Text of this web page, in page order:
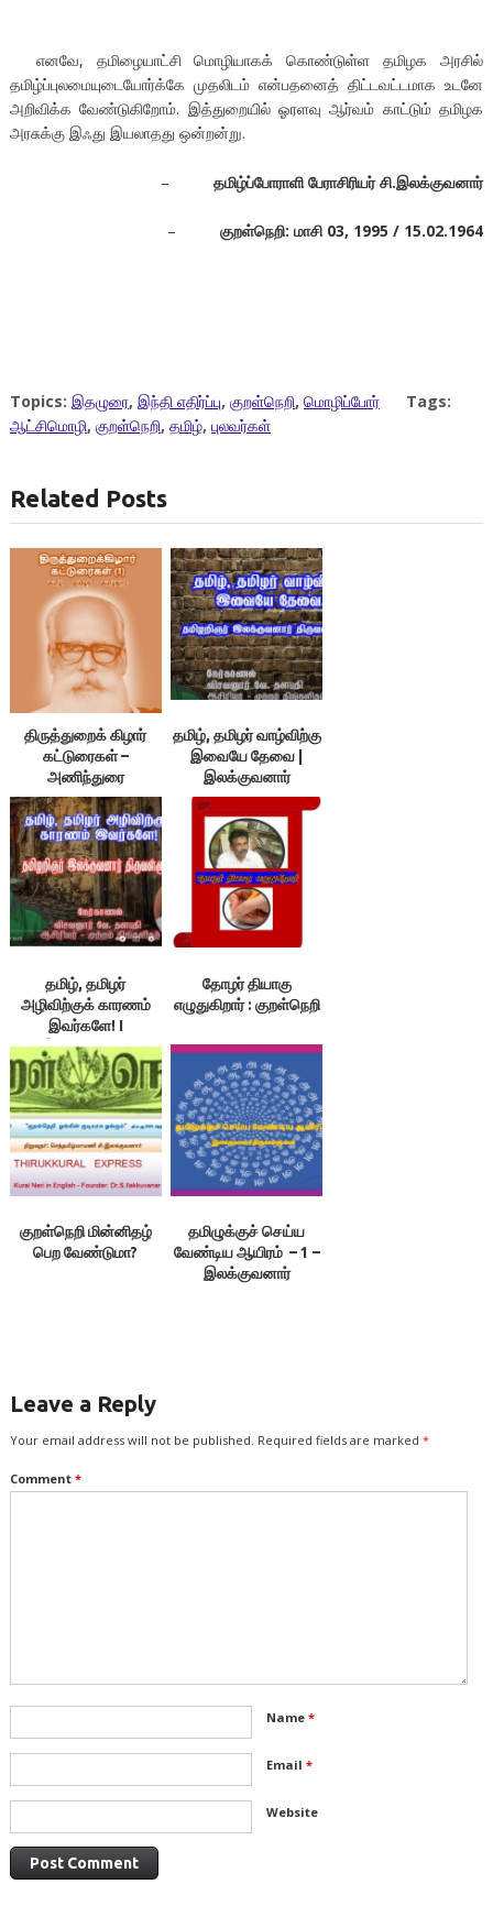
எனவே, தமிழையாட்சி மொழியாகக் கொண்டுள்ள தமிழக அரசில்
தமிழ்ப்புலமையுடையோர்க்கே முதலிடம் என்பதனைத் திட்டவட்டமாக உடனே
அறிவிக்க வேண்டுகிறோம். இத்துறையில் ஓரளவு ஆர்வம் காட்டும் தமிழக
அரசுக்கு இஃது இயலாதது ஒன்றன்று.
–தமிழ்ப்போராளி பேராசிரியர் சி.இலக்குவனார்
–குறள்நெறி: மாசி 03, 1995 / 15.02.1964
Topics: இதழுரை, இந்தி எதிர்ப்பு, குறள்நெறி, மொழிப்போர்
Tags:
ஆட்சிமொழி, குறள்நெறி, தமிழ், புலவர்கள்
Related Posts
திருத்துறைக் கிழார்
கட்டுரைகள் –
அணிந்துரை
தமிழ், தமிழர் வாழ்விற்கு
இவையே தேவை |
இலக்குவனார்
திருவள்ளுவன் |
விசவனூர் வே. தளபதி
தமிழ், தமிழர்
அழிவிற்குக் காரணம்
இவர்களே! I
இலக்குவனார்
திருவள்ளுவன்
தோழர் தியாகு
எழுதுகிறார் : குறள்நெறி
குறள்நெறி மின்னிதழ்
பெற வேண்டுமா?
தமிழுக்குச் செய்ய
வேண்டிய ஆயிரம் – 1 –
இலக்குவனார்
Leave a Reply
Your email address will not be published. Required fields are marked *
Comment *
Name *
Email *
Website